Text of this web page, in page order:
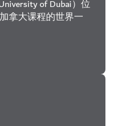
of Dubai）位
拿大课程的世界一